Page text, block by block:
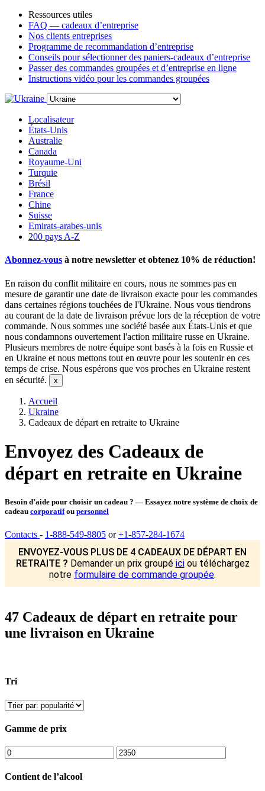
Ressources utiles
FAQ — cadeaux d’entreprise
Nos clients entreprises
Programme de recommandation d’entreprise
Conseils pour sélectionner des paniers-cadeaux d’entreprise
Passer des commandes groupées et d’entreprise en ligne
Instructions vidéo pour les commandes groupées
Localisateur
États-Unis
Australie
Canada
Royaume-Uni
Turquie
Brésil
France
Chine
Suisse
Emirats-arabes-unis
200 pays A-Z
Abonnez-vous à notre newsletter et obtenez 10% de réduction!
En raison du conflit militaire en cours, nous ne sommes pas en
mesure de garantir une date de livraison exacte pour les commandes
dans certaines régions touchées de l'Ukraine. Nous vous tiendrons
au courant de la date de livraison prévue lors de la réception de votre
commande. Nous sommes une société basée aux États-Unis et que
nous condamnons ouvertement l'action militaire russe en Ukraine.
Plusieurs membres de notre équipe sont basés à la fois en Russie et
en Ukraine et nous mettons tout en œuvre pour les soutenir en ces
temps de crise. Nous espérons que vos proches en Ukraine restent
en sécurité.
Accueil
Ukraine
Cadeaux de départ en retraite to Ukraine
Envoyez des Cadeaux de
départ en retraite en Ukraine
Besoin d’aide pour choisir un cadeau ? — Essayez notre système de choix de
cadeau corporatifou personnel
Contacts - 1-888-549-8805 or+1-857-284-1674
ENVOYEZ-VOUS PLUS DE 4 CADEAUX DE DÉPART EN
RETRAITE ? Demander un prix groupé iciou téléchargez
notre formulaire de commande groupée.
47 Cadeaux de départ en retraite pour
une livraison en Ukraine
Tri
Gamme de prix
Contient de l’alcool